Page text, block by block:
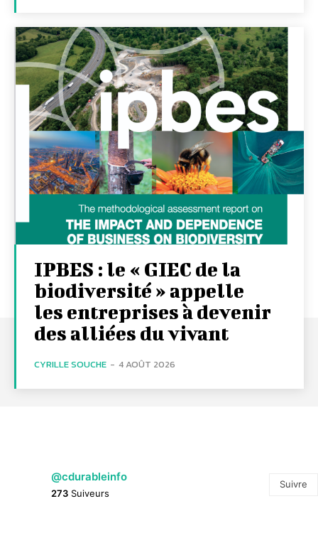
IPBES : le « GIEC de la
biodiversité » appelle
les entreprises à devenir
des alliées du vivant
CYRILLE SOUCHE - 4 AOÛT 2026
@cdurableinfo
273 Suiveurs
Suivre